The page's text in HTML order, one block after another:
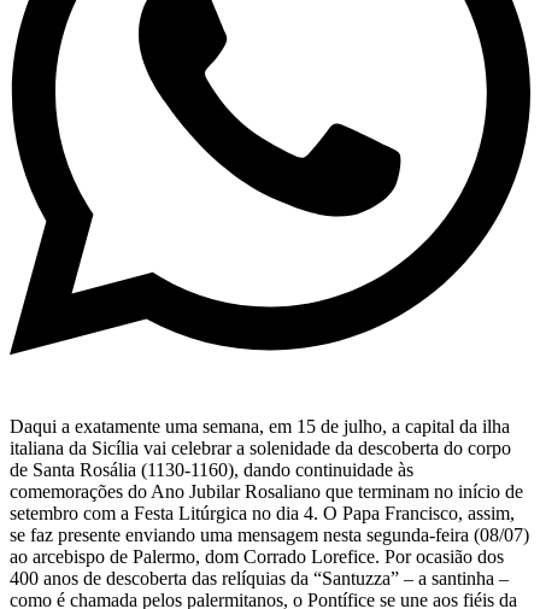
Daqui a exatamente uma semana, em 15 de julho, a capital da ilha
italiana da Sicília vai celebrar a solenidade da descoberta do corpo
de Santa Rosália (1130-1160), dando continuidade às
comemorações do Ano Jubilar Rosaliano que terminam no início de
setembro com a Festa Litúrgica no dia 4. O Papa Francisco, assim,
se faz presente enviando uma mensagem nesta segunda-feira (08/07)
ao arcebispo de Palermo, dom Corrado Lorefice. Por ocasião dos
400 anos de descoberta das relíquias da “Santuzza” – a santinha –
como é chamada pelos palermitanos, o Pontífice se une aos fiéis da